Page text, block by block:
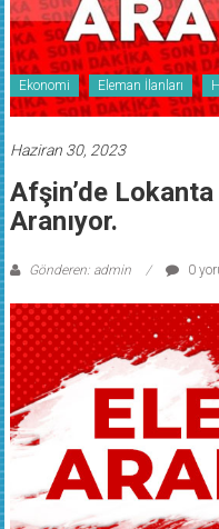
Ekonomi Eleman İlanları
Haziran 30, 2023
Afşin’de
Aranıyor.
Gönderen: admin 0